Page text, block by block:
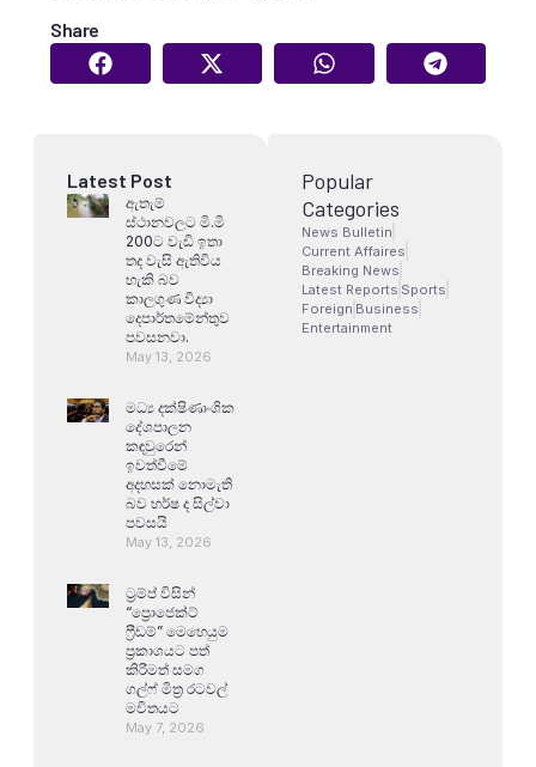
Share
Latest Post
ඇතැම්
ස්ථානවලට මි.මි
200ට වැඩි ඉතා
තද වැසි ඇතිවිය
හැකි බව
කාලගුණ විද්‍යා
දෙපාර්තමේන්තුව
පවසනවා.
May 13, 2026
මධ්‍ය දක්ෂිණාංශික
දේශපාලන
කඳවුරෙන්
ඉවත්වීමේ
අදහසක් නොමැති
බව හර්ෂ ද සිල්වා
පවසයි
May 13, 2026
ට්‍රම්ප් විසින්
“ප්‍රොජෙක්ට්
ෆ්‍රීඩම්” මෙහෙයුම
ප්‍රකාශයට පත්
කිරීමත් සමග
ගල්ෆ් මිත්‍ර රටවල්
මවිතයට
May 7, 2026
Popular
Categories
News Bulletin
Current Affaires
Breaking News
Latest Reports Sports
Foreign Business
Entertainment